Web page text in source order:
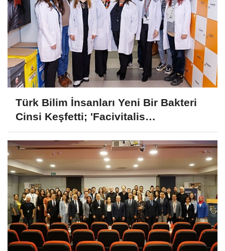
Türk Bilim İnsanları Yeni Bir Bakteri
Cinsi Keşfetti; 'Facivitalis
istanbulensis'